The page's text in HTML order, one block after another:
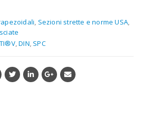
Sezioni strette e norme USA
,DIN SPC